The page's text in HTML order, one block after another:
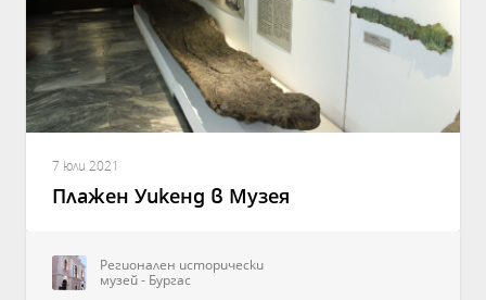
7 юли 2021
Плажен Уикенд в Музея
Регионален исторически
музей - Бургас